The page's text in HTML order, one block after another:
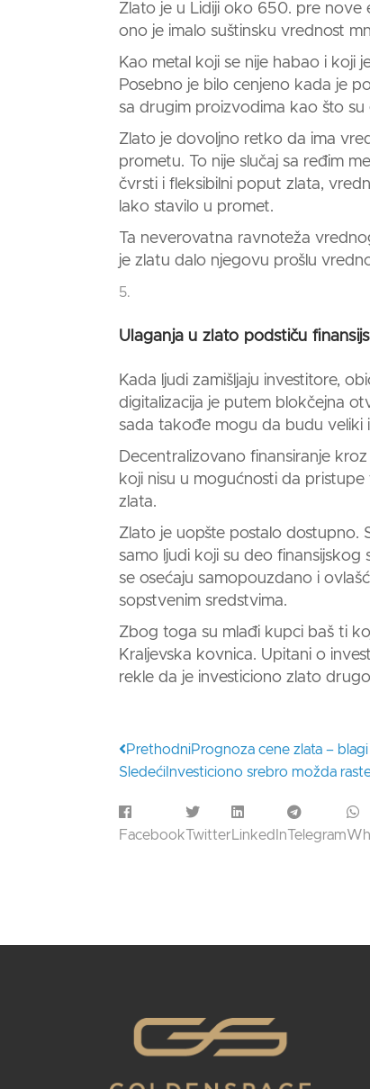
Zlato je u Lidiji oko 650. pre nove
ono je imalo suštinsku vrednost
Kao metal koji se nije habao i koji
Posebno je bilo cenjeno kada je
sa drugim proizvodima kao što
Zlato je dovoljno retko da ima
prometu. To nije slučaj sa ređim
čvrsti i fleksibilni poput zlata,
lako stavilo u promet.
Ta neverovatna ravnoteža
je zlatu dalo njegovu prošlu
Ulaganja u zlato podstiču
Kada ljudi zamišljaju investitore,
digitalizacija je putem blokčejna
sada takođe mogu da budu veliki
Decentralizovano finansiranje
koji nisu u mogućnosti da
zlata.
Zlato je uopšte postalo dostupno.
samo ljudi koji su deo finansijskog
se osećaju samopouzdano i
sopstvenim sredstvima.
Zbog toga su mlađi kupci baš ti
Kraljevska kovnica. Upitani o
rekle da je investiciono zlato
PrethodniPrognoza cene zlata – blagi
Sledeći Investiciono srebro možda
Facebook TwitterLinkedIn Telegram